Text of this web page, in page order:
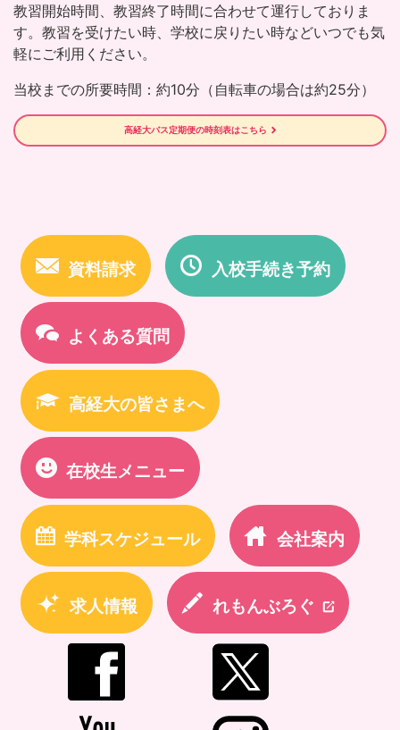
教習開始時間、教習終了時間に合わせて運行しておりま
す。教習を受けたい時、学校に戻りたい時などいつでも気
軽にご利用ください。
当校までの所要時間：約10分（自転車の場合は約25分）
高経大バス定期便の時刻表はこちら
資料請求 入校手続き予約
よくある質問
高経大の皆さまへ
在校生メニュー
学科スケジュール 会社案内
求人情報 れもんぶろぐnewtab